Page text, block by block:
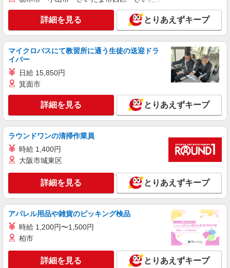
時給：准看護師2100円〜/看護師2300円〜 ※資
格経験による
埼玉県さいたま市北区
キープ 詳細を見る
派遣社員
株式会社kotrio /●SI-H-2093739
善は急げ≫≫≫履歴書不要＆面接なし！駅チカ
病院で看護助手急募
時給1600円〜2250円 ＜日払い有/週払い有/交
通費全支給(ガソリン代含む)＞
さいたま市北区
キープ 詳細を見る
株式会社kotrio /●SW-S-2096756
老人ホームの看護師
時給2400円〜＜交通費全額支給(ガソリン代含
埼玉県さいたま市北区
詳細を見る とりあえずキープ
マイクロバスにて教習所に通う生徒の送迎ドラ
イバー
日給 15,850円
箕面市
詳細を見る とりあえずキープ
ラウンドワンの清掃作業員
時給 1,400円
大阪市城東区
詳細を見る とりあえずキープ
アパレル用品や雑貨のピッキング検品
時給 1,200円〜1,500円
柏市
詳細を見る とりあえずキープ